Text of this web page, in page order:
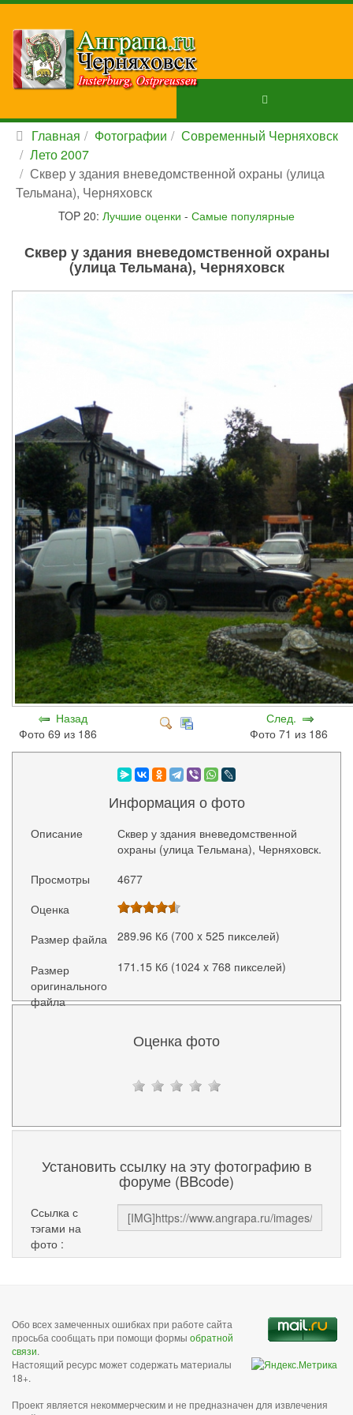
Главная Фотографии
Современный Черняховск
Лето 2007
Сквер у здания вневедомственной охраны (улица
Тельмана), Черняховск
TOP 20: Лучшие оценки - Самые популярные
Сквер у здания вневедомственной охраны
(улица Тельмана), Черняховск
Назад
Фото 69 из 186
След.
Фото 71 из 186
Информация о фото
Описание
Сквер у здания вневедомственной
охраны (улица Тельмана), Черняховск.
Просмотры
4677
Оценка
Размер файла
289.96 Кб (700 x 525 пикселей)
Размер
оригинального
файла
171.15 Кб (1024 x 768 пикселей)
Оценка фото
Установить ссылку на эту фотографию в
форуме (BBcode)
Ссылка с
тэгами на
фото :
Обо всех замеченных ошибках при работе сайта
просьба сообщать при помощи формы обратной
связи.
Настоящий ресурс может содержать материалы
18+.
Проект является некоммерческим и не предназначен для извлечения